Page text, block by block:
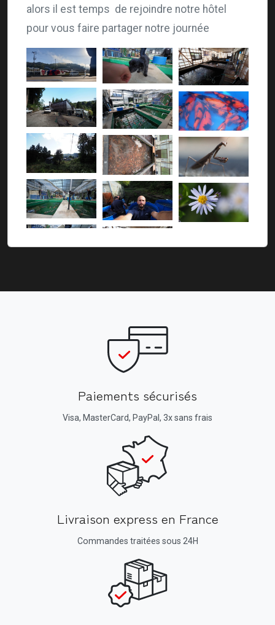
alors il est temps de rejoindre notre hôtel
pour vous faire partager notre journée
Paiements sécurisés
Visa, MasterCard, PayPal, 3x sans frais
Livraison express en France
Commandes traitées sous 24H